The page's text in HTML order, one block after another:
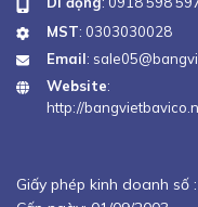
MST: 0303030028
Email:
Website:
http://
Giấy phép kinh doanh số :